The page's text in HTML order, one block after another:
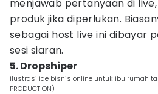
menjawab pertanyaan di
produk jika diperlukan.
sebagai host live ini dibayar
sesi siaran.
5. Dropshiper
ilustrasi ide bisnis online untuk ibu rumah
PRODUCTION)